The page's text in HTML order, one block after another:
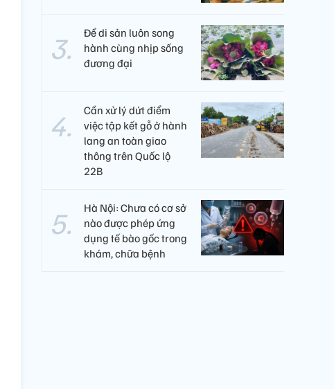
Để di sản luôn song
hành cùng nhịp sống
đương đại
Cần xử lý dứt điểm
việc tập kết gỗ ở hành
lang an toàn giao
thông trên Quốc lộ
22B
Hà Nội: Chưa có cơ sở
nào được phép ứng
dụng tế bào gốc trong
khám, chữa bệnh